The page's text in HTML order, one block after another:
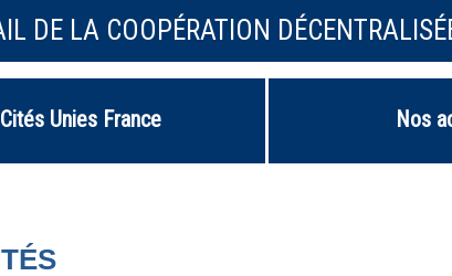
DE LA COOPÉRATION
Cités Unies France Nos